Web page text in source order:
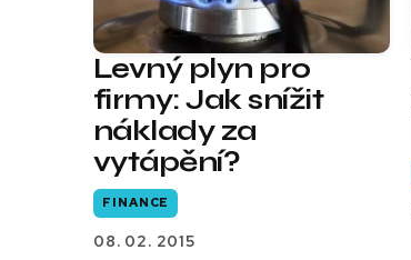
Levný plyn pro
firmy: Jak snížit
náklady za
vytápění?
FINANCE
08. 02. 2015